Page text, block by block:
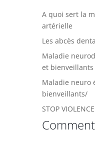
A quoi sert la
artérielle
Les abcès
Maladie
et
Maladie neuro
bienveillants/
STOP